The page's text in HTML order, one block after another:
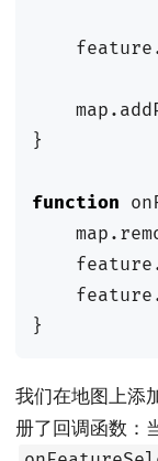
feature
map .
}
function
map .
feature
feature
}
我们在地图上添
册了回调函数：